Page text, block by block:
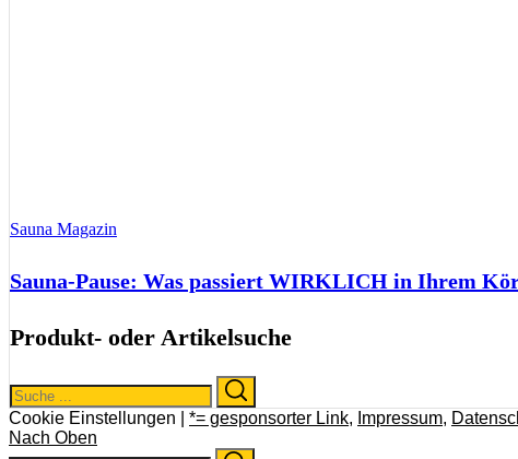
Sauna Magazin
Sauna-Pause: Was passiert WIRKLICH in Ihrem
Produkt- oder Artikelsuche
Search
for:
Cookie Einstellungen | *= gesponsorter Link, Impressum,
Nach Oben